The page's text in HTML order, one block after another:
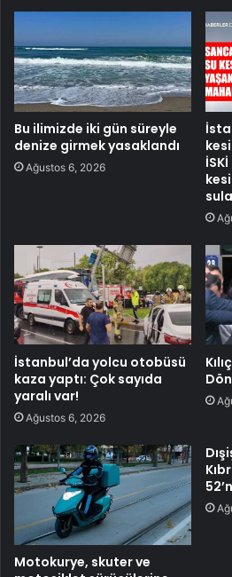
Bu ilimizde iki gün süreyle
denize girmek yasaklandı
Ağustos 6, 2026
İstanbul’da yolcu otobüsü
kaza yaptı: Çok sayıda
yaralı var!
Ağustos 6, 2026
Motokurye, skuter ve